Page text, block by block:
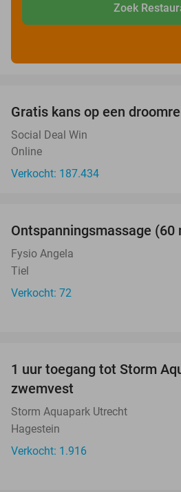
Zoek
Gratis kans op een
Social Deal Win
Online
Verkocht: 187.434
Ontspanningsmassage (60
Fysio Angela
Tiel
Verkocht: 72
1 uur toegang tot Storm
zwemvest
Storm Aquapark Utrecht
Hagestein
Verkocht: 1.916